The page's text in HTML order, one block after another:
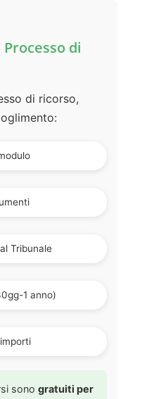
di
di ricorso,
Tribunale
1 anno)
sono gratuiti per